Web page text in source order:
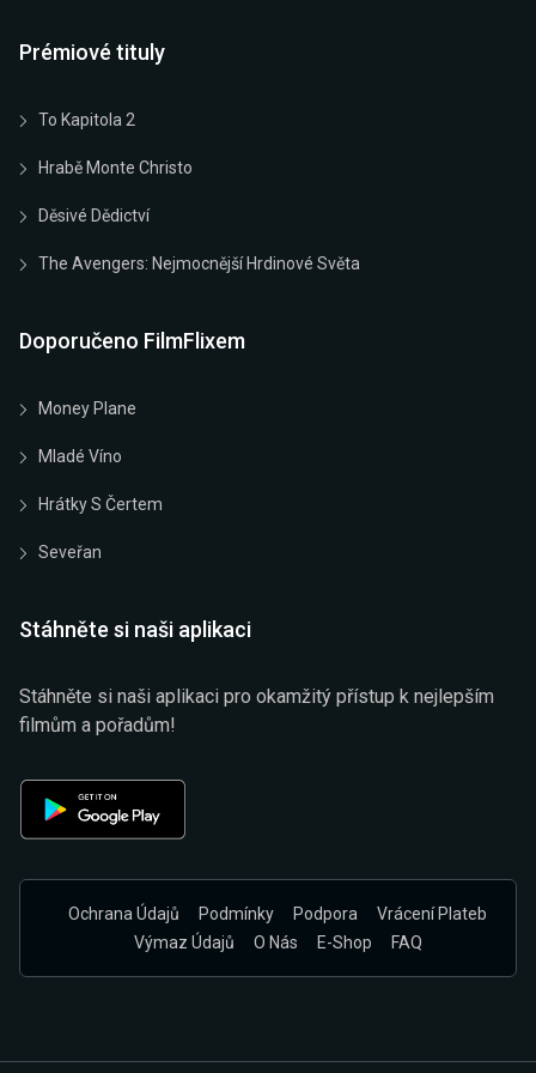
Prémiové tituly
To Kapitola 2
Hrabě Monte Christo
Děsivé Dědictví
The Avengers: Nejmocnější Hrdinové Světa
Doporučeno FilmFlixem
Money Plane
Mladé Víno
Hrátky S Čertem
Seveřan
Stáhněte si naši aplikaci
Stáhněte si naši aplikaci pro okamžitý přístup k nejlepším
filmům a pořadům!
Ochrana Údajů Podmínky Podpora
Vrácení Plateb
Výmaz Údajů
O Nás E-Shop FAQ